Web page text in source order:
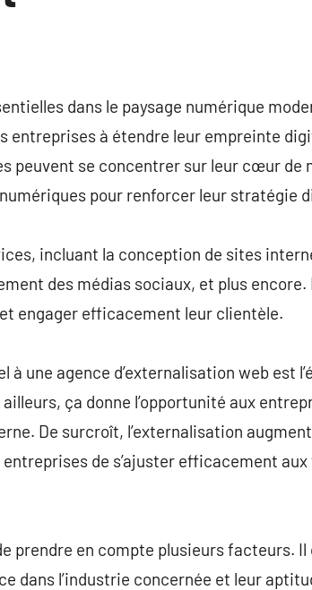
dans le paysage numérique
entreprises à étendre leur empreinte
peuvent se concentrer sur leur cœur de
pour renforcer leur stratégie
incluant la conception de sites
des médias sociaux, et plus encore.
engager efficacement leur clientèle.
à une agence d’externalisation web est
ça donne l’opportunité aux
De surcroît, l’externalisation
de s’ajuster efficacement
prendre en compte plusieurs facteurs.
dans l’industrie concernée et leur